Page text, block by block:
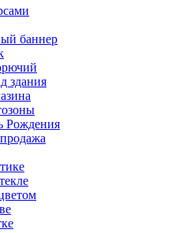
баннер
здания
Рождения